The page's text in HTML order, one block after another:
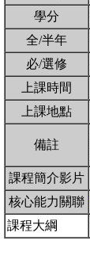
學分
全/半年
必/選修
上課時間
上課地點
備註
課程簡介影片
核心能力關聯
課程大綱